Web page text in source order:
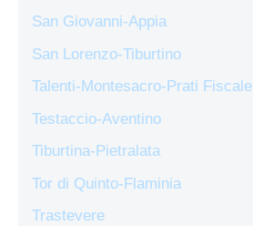
San Giovanni-Appia
San Lorenzo-Tiburtino
Talenti-Montesacro-Prati Fiscale
Testaccio-Aventino
Tiburtina-Pietralata
Tor di Quinto-Flaminia
Trastevere